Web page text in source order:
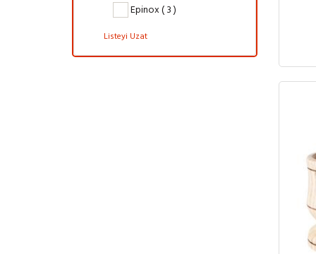
Epinox ( 3 )
Listeyi Uzat